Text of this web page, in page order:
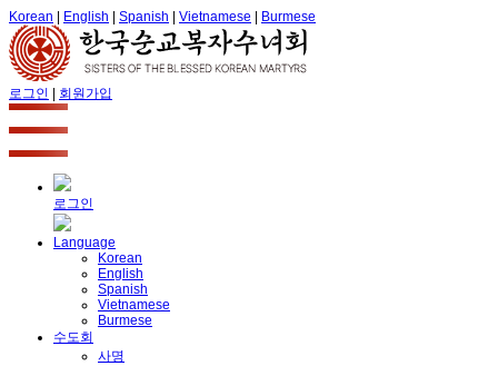
Korean English Spanish Vietnamese Burmese
로그인 회원가입
로그인
Language
Korean
English
Spanish
Vietnamese
Burmese
수도회
사명